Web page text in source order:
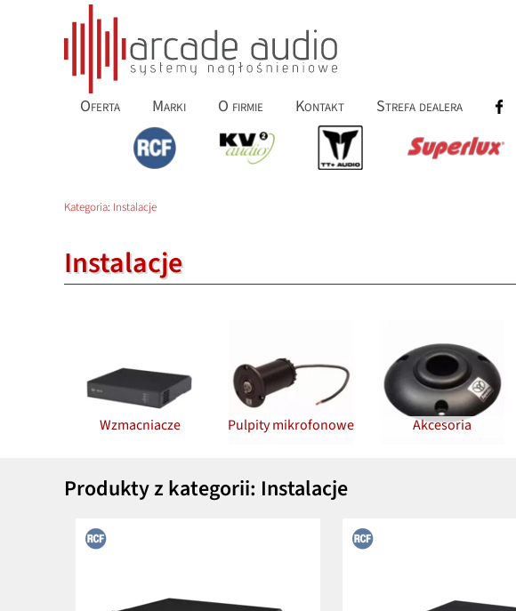
Oferta Marki O firmie Kontakt Strefa dealera
Kategoria: Instalacje
Instalacje
Wzmacniacze Pulpity mikrofonowe Akcesoria
Produkty z kategorii: Instalacje